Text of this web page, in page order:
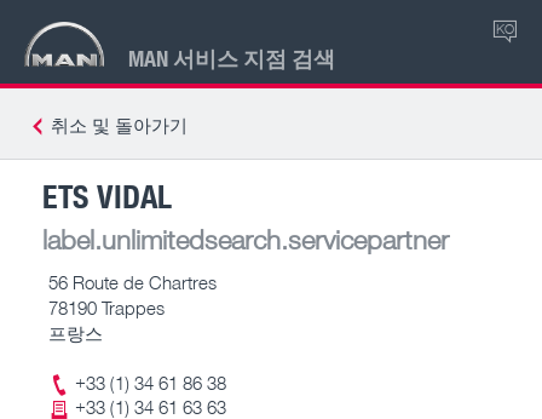
MAN 서비스 지점 검색
KO
취소 및 돌아가기
ETS VIDAL
label.unlimitedsearch.servicepartner
56 Route de Chartres
78190 Trappes
프랑스
+33 (1) 34 61 86 38
+33 (1) 34 61 63 63